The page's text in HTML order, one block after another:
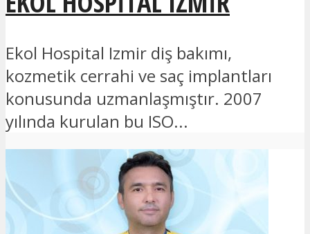
Ekol Hospital Izmir diş bakımı,
kozmetik cerrahi ve saç implantları
konusunda uzmanlaşmıştır. 2007
yılında kurulan bu ISO...